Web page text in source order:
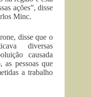
ações”, disse
Minc.
disse que o
diversas
causada
as pessoas que
a trabalho